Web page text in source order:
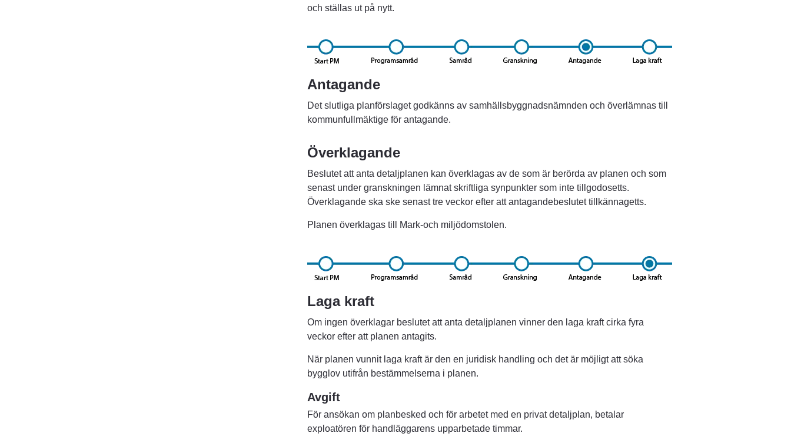
och ställas ut på nytt.
Antagande
Det slutliga planförslaget godkänns av samhällsbyggnadsnämnden och överlämnas till
kommunfullmäktige för antagande.
Överklagande
Beslutet att anta detaljplanen kan överklagas av de som är berörda av planen och som
senast under granskningen lämnat skriftliga synpunkter som inte tillgodosetts.
Överklagande ska ske senast tre veckor efter att antagandebeslutet tillkännagetts.
Planen överklagas till Mark-och miljödomstolen.
Laga kraft
Om ingen överklagar beslutet att anta detaljplanen vinner den laga kraft cirka fyra
veckor efter att planen antagits.
När planen vunnit laga kraft är den en juridisk handling och det är möjligt att söka
bygglov utifrån bestämmelserna i planen.
Avgift
För ansökan om planbesked och för arbetet med en privat detaljplan, betalar
exploatören för handläggarens upparbetade timmar.